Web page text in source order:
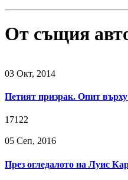
От същия
03 Окт, 2014
Петият призрак. Опит
17122
05 Сeп, 2016
През огледалото на Луис